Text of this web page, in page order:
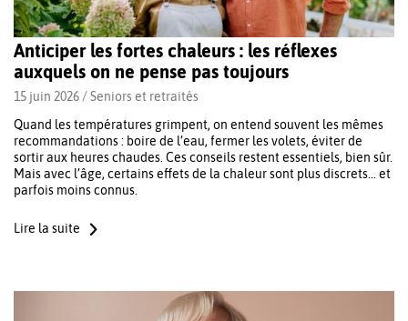
Anticiper les fortes chaleurs : les réflexes
auxquels on ne pense pas toujours
15 juin 2026 /Seniors et retraités
Quand les températures grimpent, on entend souvent les mêmes
recommandations : boire de l’eau, fermer les volets, éviter de
sortir aux heures chaudes. Ces conseils restent essentiels, bien sûr.
Mais avec l’âge, certains effets de la chaleur sont plus discrets… et
parfois moins connus.
Lire la suite